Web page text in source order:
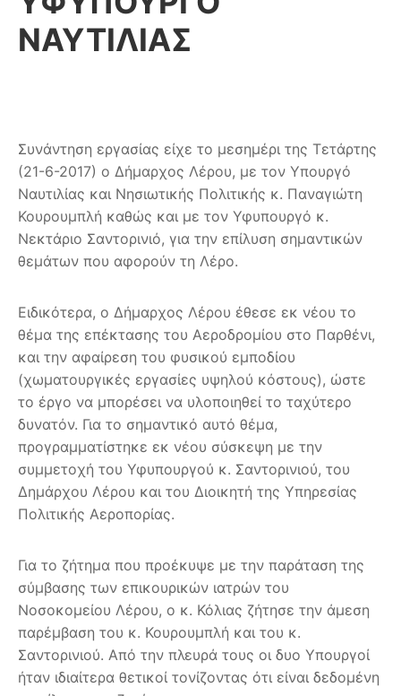
ΝΑΥΤΙΛΙΑΣ
Συνάντηση εργασίας είχε το μεσημέρι της Τετάρτης
(21-6-2017) ο Δήμαρχος Λέρου, με τον Υπουργό
Ναυτιλίας και Νησιωτικής Πολιτικής κ. Παναγιώτη
Κουρουμπλή καθώς και με τον Υφυπουργό κ.
Νεκτάριο Σαντορινιό, για την επίλυση σημαντικών
θεμάτων που αφορούν τη Λέρο.
Ειδικότερα, ο Δήμαρχος Λέρου έθεσε εκ νέου το
θέμα της επέκτασης του Αεροδρομίου στο Παρθένι,
και την αφαίρεση του φυσικού εμποδίου
(χωματουργικές εργασίες υψηλού κόστους), ώστε
το έργο να μπορέσει να υλοποιηθεί το ταχύτερο
δυνατόν. Για το σημαντικό αυτό θέμα,
προγραμματίστηκε εκ νέου σύσκεψη με την
συμμετοχή του Υφυπουργού κ. Σαντορινιού, του
Δημάρχου Λέρου και του Διοικητή της Υπηρεσίας
Πολιτικής Αεροπορίας.
Για το ζήτημα που προέκυψε με την παράταση της
σύμβασης των επικουρικών ιατρών του
Νοσοκομείου Λέρου, ο κ. Κόλιας ζήτησε την άμεση
παρέμβαση του κ. Κουρουμπλή και του κ.
Σαντορινιού. Από την πλευρά τους οι δυο Υπουργοί
ήταν ιδιαίτερα θετικοί τονίζοντας ότι είναι δεδομένη